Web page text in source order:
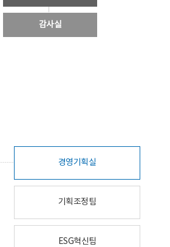
감사실
경영기획실
기획조정팀
ESG혁신팀